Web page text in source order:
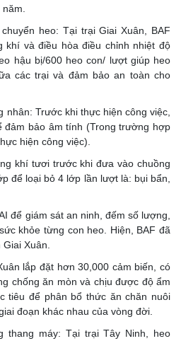
heo: Tại trại Giai Xuân, BAF
khí và điều hòa điều chỉnh nhiệt độ
hậu bị/600 heo con/ lượt giúp heo
các trại và đảm bảo an toàn cho
nhân: Trước khi thực hiện công việc,
đảm bảo âm tính (Trong trường hợp
hiện công việc).
khí tươi trước khi đưa vào chuồng
để loại bỏ 4 lớp lần lượt là: bụi bẩn,
để giám sát an ninh, đếm số lượng,
khỏe từng con heo. Hiện, BAF đã
Xuân.
lắp đặt hơn 30,000 cảm biến, có
chống ăn mòn và chịu được độ ẩm
tiêu để phân bổ thức ăn chăn nuôi
đoạn khác nhau của vòng đời.
thang máy: Tại trại Tây Ninh, heo